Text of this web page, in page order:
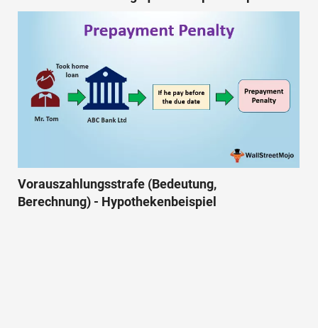
Vorauszahlungsstrafe (Bedeutung,
Berechnung) - Hypothekenbeispiel